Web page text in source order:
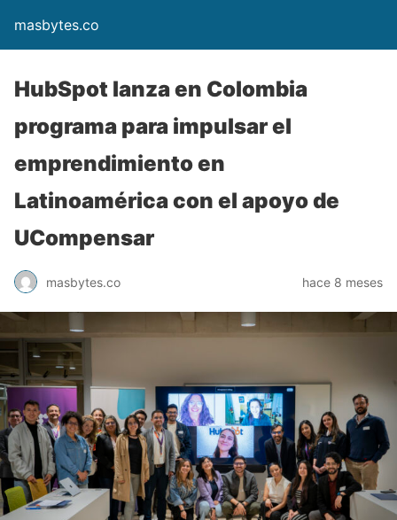
masbytes.co
HubSpot lanza en Colombia
programa para impulsar el
emprendimiento en
Latinoamérica con el apoyo de
UCompensar
masbytes.co hace 8 meses